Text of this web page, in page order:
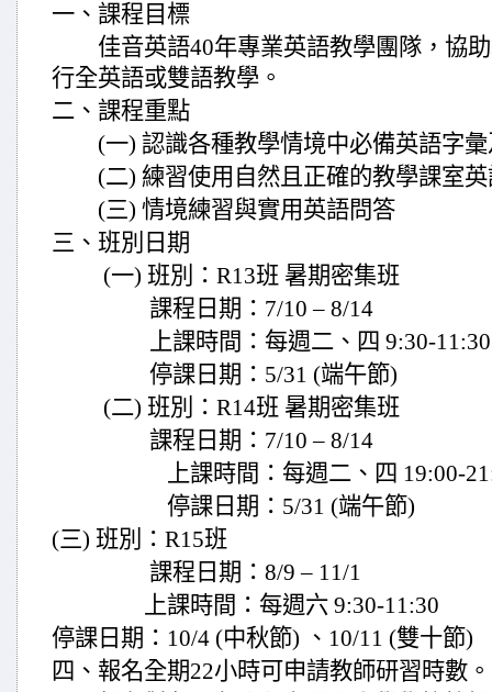
一、課程目標
佳音英語40年專業英語教學團隊，協助
行全英語或雙語教學。
二、課程重點
(一) 認識各種教學情境中必備英語字彙
(二) 練習使用自然且正確的教學課室英
(三) 情境練習與實用英語問答
三、班別日期
(一) 班別：R13班 暑期密集班
課程日期：7/10 – 8/14
上課時間：每週二、四 9:30-11:30
停課日期：5/31 (端午節)
(二) 班別：R14班 暑期密集班
課程日期：7/10 – 8/14
上課時間：每週二、四 19:00-
停課日期：5/31 (端午節)
(三) 班別：R15班
課程日期：8/9 – 11/1
上課時間：每週六 9:30-11:30
停課日期：10/4 (中秋節) 、10/11 (雙十節)
四、報名全期22小時可申請教師研習時數。